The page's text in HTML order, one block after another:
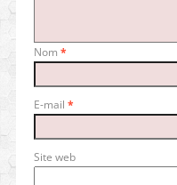
Nom *
E-mail *
Site web